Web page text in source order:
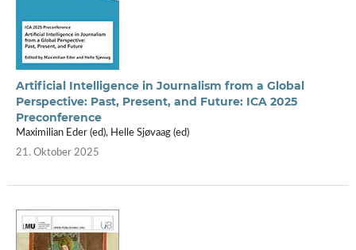
Artificial Intelligence in Journalism from a Global
Perspective: Past, Present, and Future: ICA 2025
Preconference
Maximilian Eder (ed), Helle Sjøvaag (ed)
21. Oktober 2025